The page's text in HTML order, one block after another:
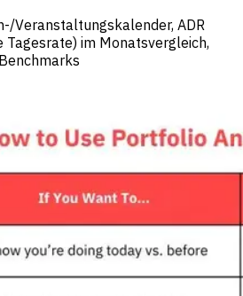
Veranstaltungskalender, ADR
Tagesrate) im Monatsvergleich,